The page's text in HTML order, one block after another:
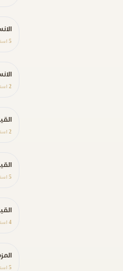
الانسان 1-31
5
الانسان
2
القيامة 1-40
2
القيامة 1-40
5
القيامة 1-40
4
المزمل1-20 الضحى
5